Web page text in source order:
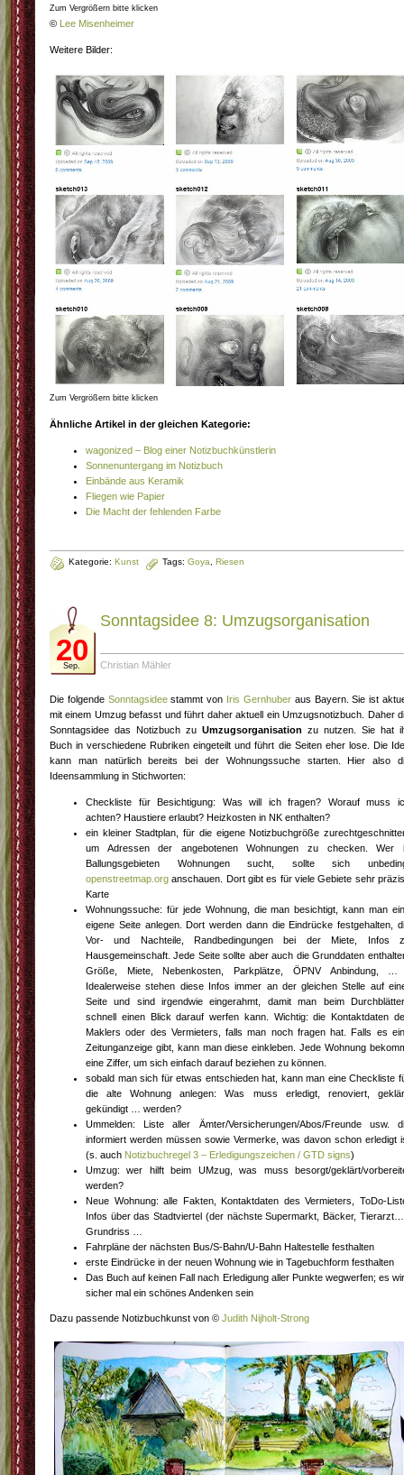
Zum Vergrößern bitte klicken
© Lee Misenheimer
Weitere Bilder:
Zum Vergrößern bitte klicken
Ähnliche Artikel in der gleichen Kategorie:
wagonized – Blog einer Notizbuchkünstlerin
Sonnenuntergang im Notizbuch
Einbände aus Keramik
Fliegen wie Papier
Die Macht der fehlenden Farbe
Kategorie: Kunst Tags: Goya Riesen
20
Sep.
Sonntagsidee 8: Umzugsorganisation
Christian Mähler
Die folgende Sonntagsideestammt von Iris Gernhuberaus Bayern. Sie ist
mit einem Umzug befasst und führt daher aktuell ein Umzugsnotizbuch. Daher
Sonntagsidee das Notizbuch zu Umzugsorganisation zu nutzen. Sie hat
Buch in verschiedene Rubriken eingeteilt und führt die Seiten eher lose. Die
kann man natürlich bereits bei der Wohnungssuche starten. Hier also
Ideensammlung in Stichworten:
Checkliste für Besichtigung: Was will ich fragen? Worauf muss
achten? Haustiere erlaubt? Heizkosten in NK enthalten?
ein kleiner Stadtplan, für die eigene Notizbuchgröße
um Adressen der angebotenen Wohnungen zu checken. Wer
Ballungsgebieten Wohnungen sucht, sollte sich
openstreetmap.org anschauen. Dort gibt es für viele Gebiete sehr
Karte
Wohnungssuche: für jede Wohnung, die man besichtigt, kann man
eigene Seite anlegen. Dort werden dann die Eindrücke festgehalten,
Vor- und Nachteile, Randbedingungen bei der Miete, Infos
Hausgemeinschaft. Jede Seite sollte aber auch die Grunddaten
Größe, Miete, Nebenkosten, Parkplätze, ÖPNV Anbindung,
Idealerweise stehen diese Infos immer an der gleichen Stelle auf
Seite und sind irgendwie eingerahmt, damit man beim
schnell einen Blick darauf werfen kann. Wichtig: die Kontaktdaten
Maklers oder des Vermieters, falls man noch fragen hat. Falls es
Zeitunganzeige gibt, kann man diese einkleben. Jede Wohnung
eine Ziffer, um sich einfach darauf beziehen zu können.
sobald man sich für etwas entschieden hat, kann man eine Checkliste
die alte Wohnung anlegen: Was muss erledigt, renoviert,
gekündigt … werden?
Ummelden: Liste aller Ämter/Versicherungen/Abos/Freunde usw.
informiert werden müssen sowie Vermerke, was davon schon erledigt
(s. auch Notizbuchregel 3 – Erledigungszeichen / GTD signs)
Umzug: wer hilft beim UMzug, was muss besorgt/geklärt/
werden?
Neue Wohnung: alle Fakten, Kontaktdaten des Vermieters, ToDo-
Infos über das Stadtviertel (der nächste Supermarkt, Bäcker,
Grundriss …
Fahrpläne der nächsten Bus/S-Bahn/U-Bahn Haltestelle festhalten
erste Eindrücke in der neuen Wohnung wie in Tagebuchform festhalten
Das Buch auf keinen Fall nach Erledigung aller Punkte wegwerfen; es
sicher mal ein schönes Andenken sein
Dazu passende Notizbuchkunst von © Judith Nijholt-Strong